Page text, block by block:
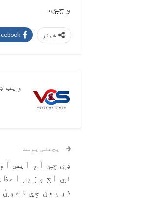
وڃي.
شیئر
ويب
پچھلی پوسٹ
ڊي جِي آءِ ايس
ئي اڄ
ذريعن جِي دعويٰ